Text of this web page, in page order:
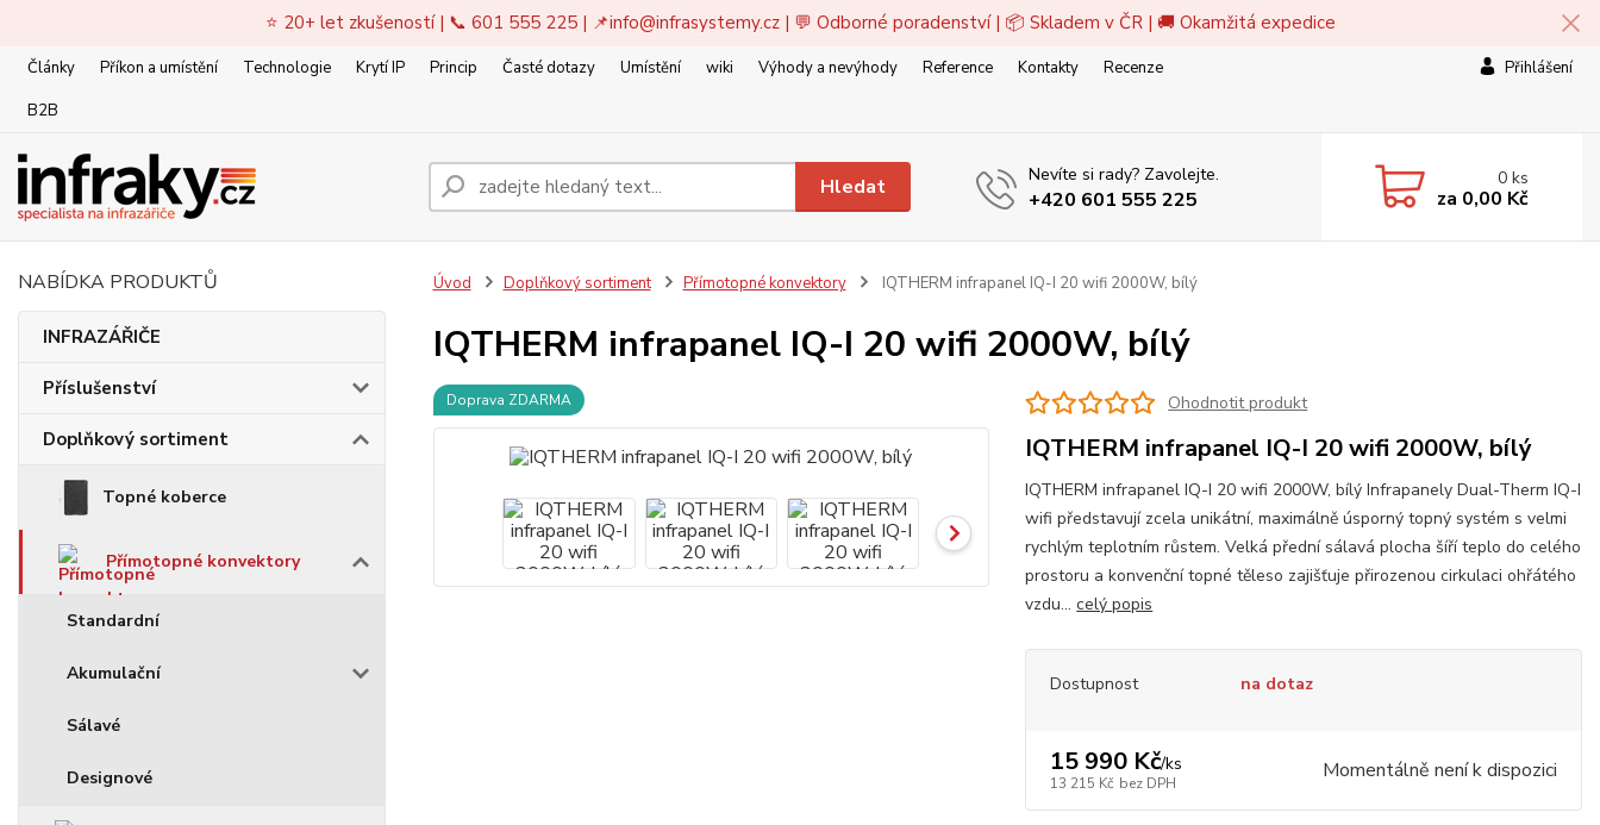
⭐ 20+ let zkušeností | 📞 601 555 225 | 📌info@infrasystemy.cz| 💬 Odborné poradenství | 📦 Skladem v ČR | 🚚 Okamžitá expedice
Články Příkon a umístění Technologie Krytí IP Princip Časté dotazy Umístění wiki Výhody a nevýhody Reference Kontakty
Recenze
B2B
Přihlášení
Hledat Nevíte si rady? Zavolejte.
+420 601 555 225
0 ks
za 0,00 Kč
NABÍDKA PRODUKTŮ
INFRAZÁŘIČE
Příslušenství
Doplňkový sortiment
Topné koberce
Přímotopné konvektory
Standardní
Akumulační
Sálavé
Designové
Úvod Doplňkový sortiment Přímotopné konvektory IQTHERM infrapanel IQ-I 20 wifi 2000W, bílý
IQTHERM infrapanel IQ-I 20 wifi 2000W, bílý
Doprava ZDARMA Ohodnotit produkt
IQTHERM infrapanel IQ-I 20 wifi 2000W, bílý
IQTHERM infrapanel IQ-I 20 wifi 2000W, bílý Infrapanely Dual-Therm IQ-I
wifi představují zcela unikátní, maximálně úsporný topný systém s velmi
rychlým teplotním růstem. Velká přední sálavá plocha šíří teplo do celého
prostoru a konvenční topné těleso zajišťuje přirozenou cirkulaci ohřátého
vzdu...celý popis
Dostupnost na dotaz
15 990 Kč/ks
13 215 Kč bez DPH Momentálně není k dispozici